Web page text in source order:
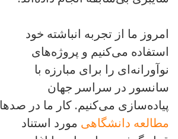
امروز ما از تجربه انباشته خود
استفاده می‌کنیم و پروژه‌های
نوآورانه‌ای را برای مبارزه با
سانسور در سراسر جهان
پیاده‌سازی می‌کنیم. کار ما در صدها
مطالعه دانشگاهی مورد استناد